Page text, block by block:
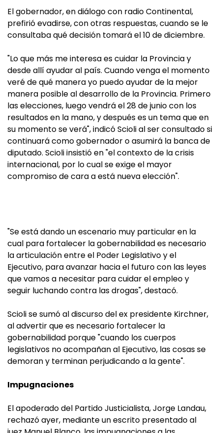
El gobernador, en diálogo con radio Continental,
prefirió evadirse, con otras respuestas, cuando se le
consultaba qué decisión tomará el 10 de diciembre.
"Lo que más me interesa es cuidar la Provincia y
desde allí ayudar al país. Cuando venga el momento
veré de qué manera yo puedo ayudar de la mejor
manera posible al desarrollo de la Provincia. Primero
las elecciones, luego vendrá el 28 de junio con los
resultados en la mano, y después es un tema que en
su momento se verá", indicó Scioli al ser consultado si
continuará como gobernador o asumirá la banca de
diputado. Scioli insistió en "el contexto de la crisis
internacional, por lo cual se exige el mayor
compromiso de cara a está nueva elección".
"Se está dando un escenario muy particular en la
cual para fortalecer la gobernabilidad es necesario
la articulación entre el Poder Legislativo y el
Ejecutivo, para avanzar hacia el futuro con las leyes
que vamos a necesitar para cuidar el empleo y
seguir luchando contra las drogas", destacó.
Scioli se sumó al discurso del ex presidente Kirchner,
al advertir que es necesario fortalecer la
gobernabilidad porque "cuando los cuerpos
legislativos no acompañan al Ejecutivo, las cosas se
demoran y terminan perjudicando a la gente".
Impugnaciones
El apoderado del Partido Justicialista, Jorge Landau,
rechazó ayer, mediante un escrito presentado al